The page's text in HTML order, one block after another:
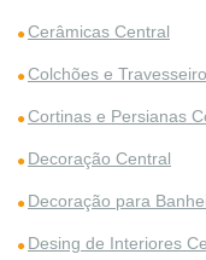
Cerâmicas Central
Colchões e
Cortinas e Persianas
Decoração Central
Decoração para
Desing de Interiores